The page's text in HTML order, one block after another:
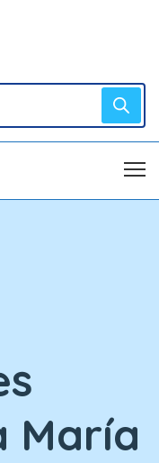
María